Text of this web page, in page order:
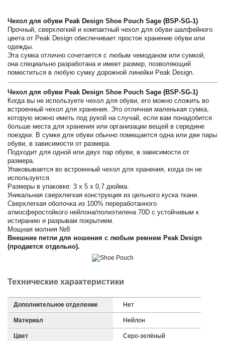
Чехол для обуви Peak Design Shoe Pouch Sage (BSP-SG-1)
Прочный, сверхлегкий и компактный чехол для обуви шалфейного
цвета от Peak Design обеспечивает простое хранение обуви или
одежды.
Эта сумка отлично сочетается с любым чемоданом или сумкой,
она специально разработана и имеет размер, позволяющий
поместиться в любую сумку дорожной линейки Peak Design.
Чехол для обуви Peak Design Shoe Pouch Sage (BSP-SG-1)
Когда вы не используете чехол для обуви, его можно сложить во
встроенный чехол для хранения. Это отличная маленькая сумка,
которую можно иметь под рукой на случай, если вам понадобится
больше места для хранения или организации вещей в середине
поездки. В сумке для обуви обычно помещается одна или две пары
обуви, в зависимости от размера.
Подходит для одной или двух пар обуви, в зависимости от
размера.
Упаковывается во встроенный чехол для хранения, когда он не
используется.
Размеры в упаковке: 3 x 5 x 0,7 дюйма.
Уникальная сверхлегкая конструкция из цельного куска ткани.
Сверхлегкая оболочка из 100% переработанного
атмосферостойкого нейлона/полиэтилена 70D с устойчивым к
истиранию и разрывам покрытием.
Мощная молния №8
Внешние петли для ношения с любым ремнем Peak Design
(продается отдельно).
Технические характеристики
Дополнительное отделение Нет
Материал Нейлон
Цвет Серо-зелёный